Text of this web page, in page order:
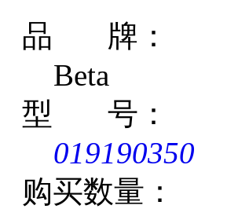
品 牌：
Beta
型 号：
019190350
购买数量：